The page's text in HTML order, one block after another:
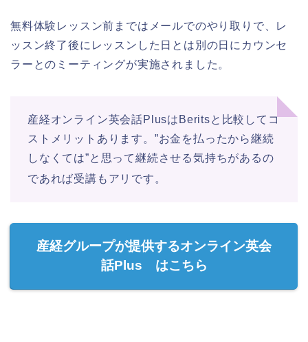
無料体験レッスン前まではメールでのやり取りで、レ
ッスン終了後にレッスンした日とは別の日にカウンセ
ラーとのミーティングが実施されました。
産経オンライン英会話PlusはBeritsと比較してコ
ストメリットあります。”お金を払ったから継続
しなくては”と思って継続させる気持ちがあるの
であれば受講もアリです。
産経グループが提供するオンライン英会
話Plus はこちら